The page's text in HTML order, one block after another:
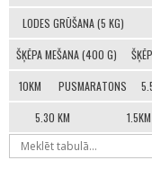
LODES GRŪŠANA (5 KG)
ŠĶĒPA MEŠANA (400 G)
10KM PUSMARATONS
5.30 KM 1.5KM